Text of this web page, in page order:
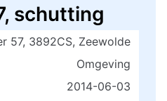
schutting
57, 3892CS, Zeewolde
Omgeving
2014-06-03